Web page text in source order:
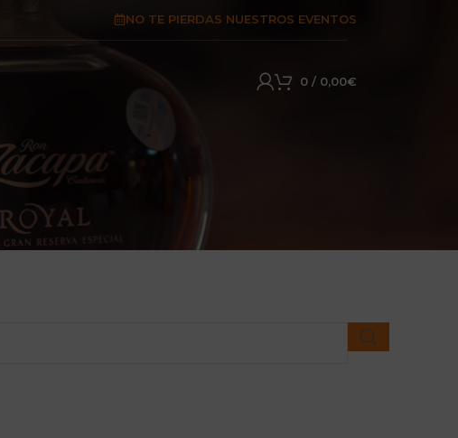
NO TE PIERDAS NUESTROS EVENTOS
0 / 0,00€